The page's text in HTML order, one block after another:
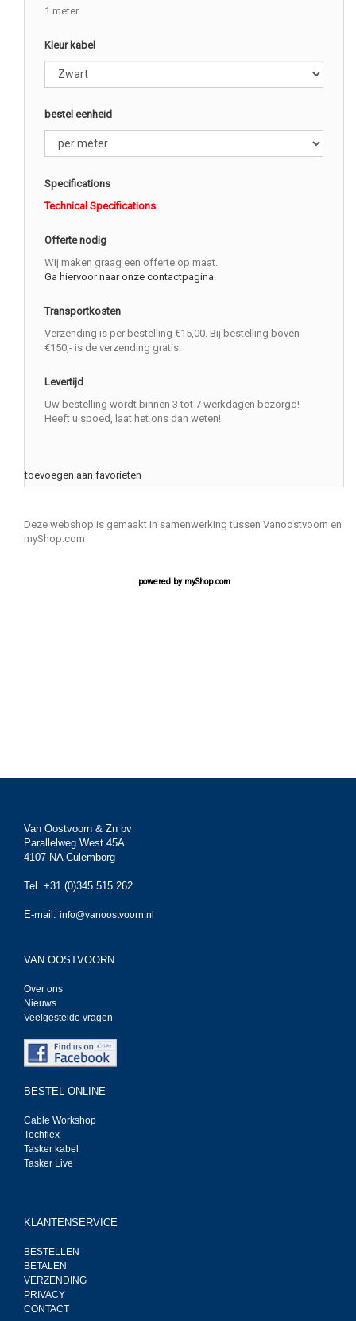
1 meter
Kleur kabel
bestel eenheid
Specifications
Technical Specifications
Offerte nodig
Wij maken graag een offerte op maat.
Ga hiervoor naar onze contactpagina.
Transportkosten
Verzending is per bestelling €15,00. Bij bestelling boven
€150,- is de verzending gratis.
Levertijd
Uw bestelling wordt binnen 3 tot 7 werkdagen bezorgd!
Heeft u spoed, laat het ons dan weten!
toevoegen aan favorieten
Deze webshop is gemaakt in samenwerking tussen Vanoostvoorn en
myShop.com
powered by myShop.com
Van Oostvoorn & Zn bv
Parallelweg West 45A
4107 NA Culemborg
Tel. +31 (0)345 515 262
E-mail: info@vanoostvoorn.nl
VAN OOSTVOORN
Over ons
Nieuws
Veelgestelde vragen
BESTEL ONLINE
Cable Workshop
Techflex
Tasker kabel
Tasker Live
KLANTENSERVICE
BESTELLEN
BETALEN
VERZENDING
PRIVACY
CONTACT